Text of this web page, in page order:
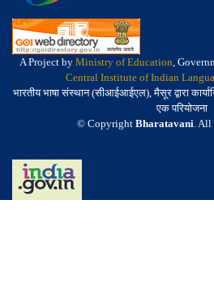
A Project by Ministry of Education,
Central Institute of Indian
भारतीय भाषा संस्थान (सीआईआईएल), मैसूर द्वारा
एक परियोजना
© Copyright Bharatavani. All